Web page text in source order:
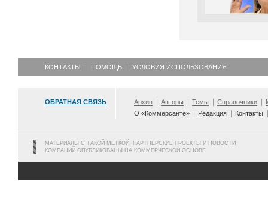
КОНТАКТЫ ПОМОЩЬ УСЛОВИЯ ИСПОЛЬЗОВАНИЯ
ОБРАТНАЯ СВЯЗЬ Архив Авторы Темы Справочники
О «Коммерсанте»
Редакция Контакты
МАТЕРИАЛЫ С ТАКОЙ МЕТКОЙ, ПАРТНЕРСКИЕ ПРОЕКТЫ И НОВОСТИ
КОМПАНИЙ ОПУБЛИКОВАНЫ НА КОММЕРЧЕСКОЙ ОСНОВЕ